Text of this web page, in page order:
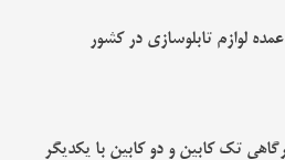
لوازم تابلوسازی در کشور
تک کابین و دو کابین با یکدیگر